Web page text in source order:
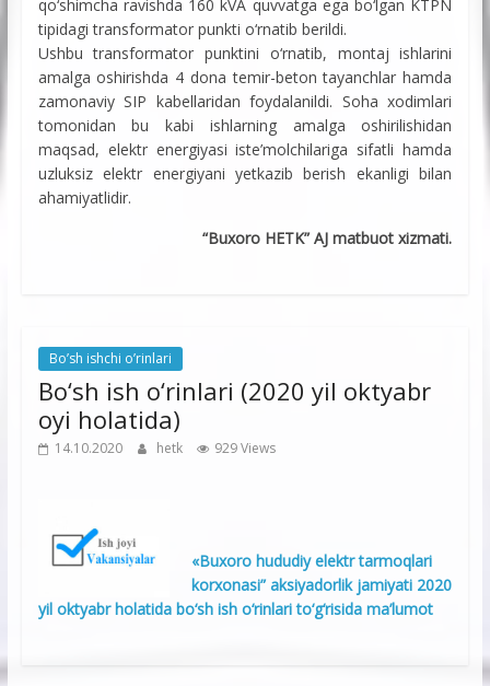
qo‘shimcha ravishda 160 kVA quvvatga ega bo‘lgan KTPN
tipidagi transformator punkti o‘rnatib berildi.
Ushbu transformator punktini o‘rnatib, montaj ishlarini
amalga oshirishda 4 dona temir-beton tayanchlar hamda
zamonaviy SIP kabellaridan foydalanildi. Soha xodimlari
tomonidan bu kabi ishlarning amalga oshirilishidan
maqsad, elektr energiyasi iste’molchilariga sifatli hamda
uzluksiz elektr energiyani yetkazib berish ekanligi bilan
ahamiyatlidir.
“Buxoro HETK” AJ matbuot xizmati.
Bo’sh ishchi o’rinlari
Bo‘sh ish o‘rinlari (2020 yil oktyabr
oyi holatida)
14.10.2020 hetk 929 Views
«Buxoro hududiy elektr tarmoqlari
korxonasi” aksiyadorlik jamiyati 2020
yil oktyabr holatida bo‘sh ish o‘rinlari to‘g‘risida ma’lumot